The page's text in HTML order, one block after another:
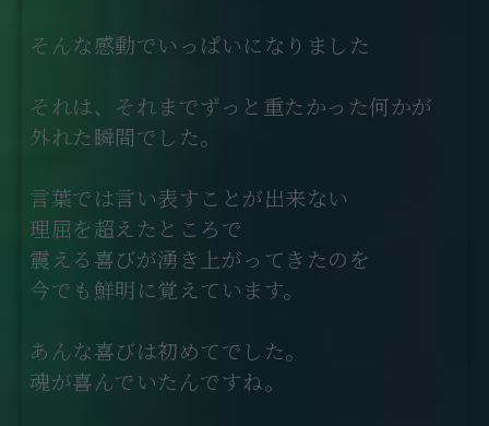
そんな感動でいっぱいになりました
それは、それまでずっと重たかった何かが
外れた瞬間でした。
言葉では言い表すことが出来ない
理屈を超えたところで
震える喜びが湧き上がってきたのを
今でも鮮明に覚えています。
あんな喜びは初めてでした。
魂が喜んでいたんですね。